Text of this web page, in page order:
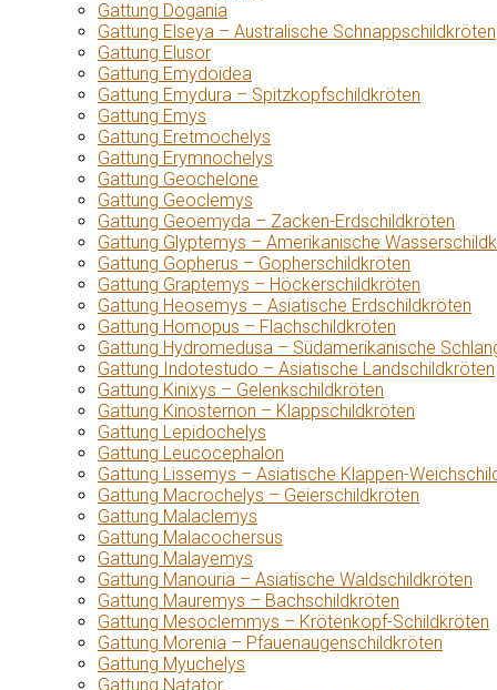
Gattung Dogania
Gattung Elseya – Australische Schnappschildkröten
Gattung Elusor
Gattung Emydoidea
Gattung Emydura – Spitzkopfschildkröten
Gattung Emys
Gattung Eretmochelys
Gattung Erymnochelys
Gattung Geochelone
Gattung Geoclemys
Gattung Geoemyda – Zacken-Erdschildkröten
Gattung Glyptemys – Amerikanische
Gattung Gopherus – Gopherschildkröten
Gattung Graptemys – Höckerschildkröten
Gattung Heosemys – Asiatische Erdschildkröten
Gattung Homopus – Flachschildkröten
Gattung Hydromedusa – Südamerikanische
Gattung Indotestudo – Asiatische Landschildkröten
Gattung Kinixys – Gelenkschildkröten
Gattung Kinosternon – Klappschildkröten
Gattung Lepidochelys
Gattung Leucocephalon
Gattung Lissemys – Asiatische Klappen-
Gattung Macrochelys – Geierschildkröten
Gattung Malaclemys
Gattung Malacochersus
Gattung Malayemys
Gattung Manouria – Asiatische Waldschildkröten
Gattung Mauremys – Bachschildkröten
Gattung Mesoclemmys – Krötenkopf-Schildkröten
Gattung Morenia – Pfauenaugenschildkröten
Gattung Myuchelys
Gattung Natator